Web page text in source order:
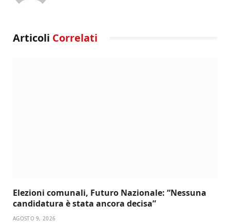
Articoli Correlati
Elezioni comunali, Futuro Nazionale: “Nessuna
candidatura è stata ancora decisa”
AGOSTO 9, 2026